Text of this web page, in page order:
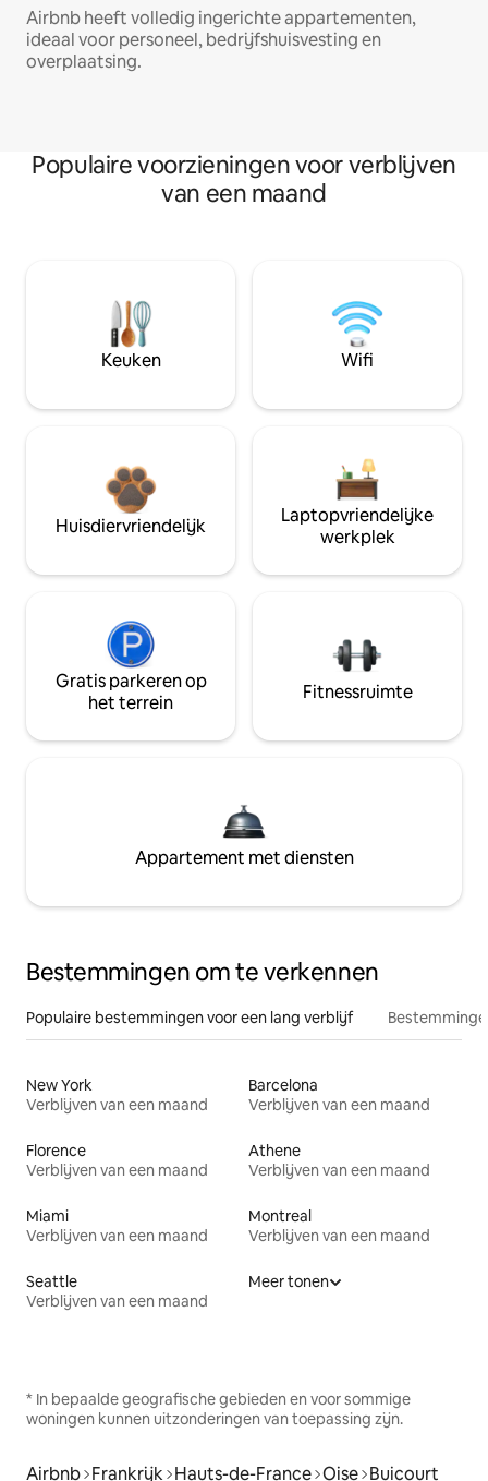
Airbnb heeft volledig ingerichte appartementen,
ideaal voor personeel, bedrijfshuisvesting en
overplaatsing.
Populaire voorzieningen voor verblijven
van een maand
Keuken Wifi
Huisdiervriendelijk
Laptopvriendelijke
werkplek
Gratis parkeren op
het terrein
Fitnessruimte
Appartement met diensten
Bestemmingen om te verkennen
Populaire bestemmingen voor een lang verblijf
New York
Verblijven van een maand
Barcelona
Verblijven van een maand
Florence
Verblijven van een maand
Athene
Verblijven van een maand
Miami
Verblijven van een maand
Montreal
Verblijven van een maand
Seattle
Verblijven van een maand
Meer tonen
* In bepaalde geografische gebieden en voor sommige
woningen kunnen uitzonderingen van toepassing zijn.
Airbnb Frankrijk Hauts-de-France Oise Buicourt